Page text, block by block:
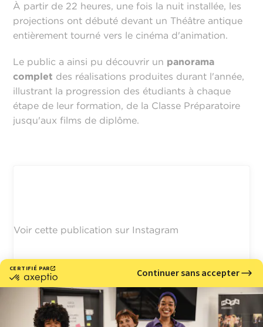
À partir de 22 heures, une fois la nuit installée, les
projections ont débuté devant un Théâtre antique
entièrement tourné vers le cinéma d'animation.
Le public a ainsi pu découvrir un panorama
complet des réalisations produites durant l'année,
illustrant la progression des étudiants à chaque
étape de leur formation, de la Classe Préparatoire
jusqu'aux films de diplôme.
Voir cette publication sur Instagram